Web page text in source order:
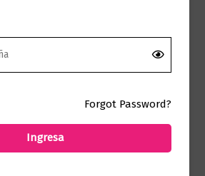
Forgot Password?
Ingresa